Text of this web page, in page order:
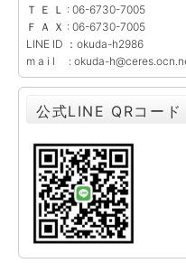
Ｔ Ｅ Ｌ : 06-6730-7005
Ｆ Ａ Ｘ : 06-6730-7005
LINE ID ：okuda-h2986
m a i l : okuda-
公式LINE QRコード